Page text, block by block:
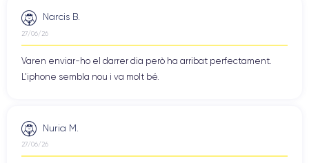
Narcis B.
27/06/26
Varen enviar-ho el darrer dia però ha arribat perfectament.
L'iphone sembla nou i va molt bé.
Nuria M.
27/06/26